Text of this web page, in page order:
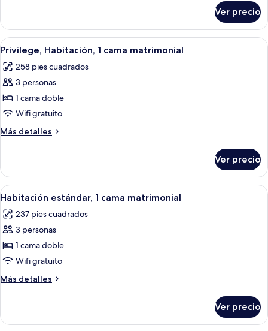
(Eclipse
Suite)
1
cama
matrimonial
(Eclipse
Suite)
Ver precio
Abrir
todas
las
fotos
de
Privilege,
Habitación,
1
matrimonial
Ropa de cama de alta calidad y
8
Privilege, Habitación, 1 cama matrimonial
258 pies cuadrados
3 personas
1 cama doble
Wifi gratuito
Más detalles
Más
Habitación,
cama
Ver precio
Abrir
todas
las
fotos
de
Habitación
estándar,
1
matrimonial
Una habitación de hotel con cama,
9
Habitación estándar, 1 cama matrimonial
237 pies cuadrados
3 personas
1 cama doble
Wifi gratuito
Más detalles
Más
estándar,
Ver precio